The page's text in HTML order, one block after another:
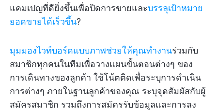
แคมเปญที่ดียิ่งขึ้นเพื่อปิดการขายและบรรลุเป้าหมาย
ยอดขายได้เร็วขึ้น?
มุมมองไวท์บอร์ดแบบภาพช่วยให้คุณทำงานร่วมกับ
สมาชิกทุกคนในทีมเพื่อวางแผนขั้นตอนต่างๆ ของ
การเดินทางของลูกค้า ใช้โน้ตติดเพื่อระบุการดำเนิน
การต่างๆ ภายในฐานลูกค้าของคุณ ระบุจุดสัมผัสกับผู้
สมัครสมาชิก รวมถึงการสมัครรับข้อมูลและการลง